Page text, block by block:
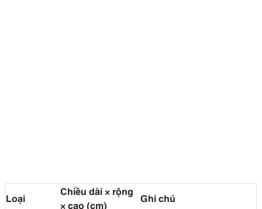
Loại
Chiều dài × rộng
× cao (cm)
Ghi chú